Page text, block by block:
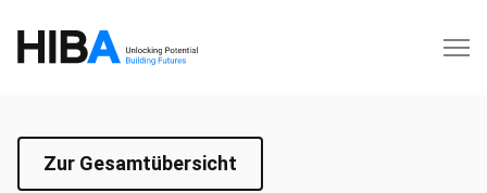
Zur Gesamtübersicht